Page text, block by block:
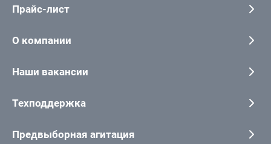
Прайс-лист
О компании
Наши вакансии
Техподдержка
Предвыборная агитация